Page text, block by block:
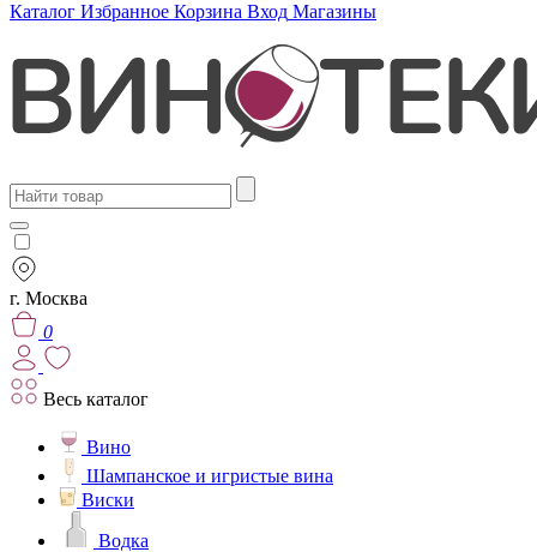
Каталог Избранное Корзина Вход Магазины
г. Москва
0
Весь каталог
Вино
Шампанское и игристые вина
Виски
Водка